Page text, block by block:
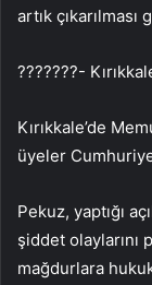
artık
???????-
Kırıkkale’de
üyeler
Pekuz, yaptığı
şiddet
mağdurlara